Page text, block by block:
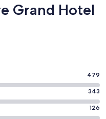
Grand Hotel
479
343
126